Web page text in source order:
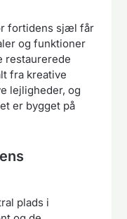
fortidens sjæl får
og funktioner
restaurerede
fra kreative
lejligheder, og
er bygget på
plads i